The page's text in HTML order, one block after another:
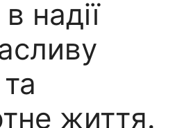
надії
життя.